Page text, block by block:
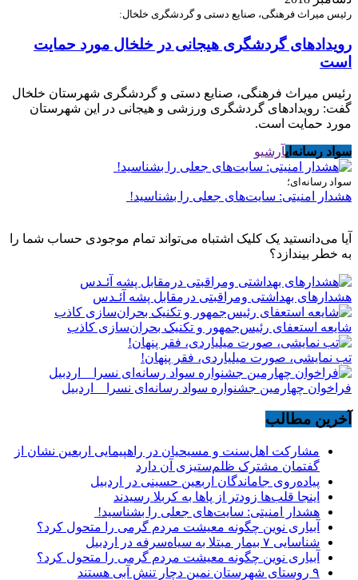
رئیس میراث فرهنگی، صنایع دستی و گردشگری خلخال:
رویدادهای گردشگری هیجانی در خلخال مورد حمایت
است
رئیس میراث فرهنگی، صنایع دستی و گردشگری شهرستان خلخال
گفت: رویدادهای گردشگری ورزشی و هیجانی در این شهرستان
مورد حمایت است.
سواد رسانه‌ایآرشیو
سواد رسانه‌ای؛
هشدار امنیتی: سایت‌های جعلی را بشناسید!
آیا می‌دانستید یک کلیک اشتباه می‌تواند تمام موجودی حساب شما را
به خطر بیندازد؟
هشدارهاى بهداشتى ومراقبتى درمقابل پشه آئـدس
شایعه استعفای رئیس‌جمهور و تکنیک بحران‌سازی کاذب
تب نمایشی، صورت میلیاردی، فقر پنهان!
فراخوان چهارمین جشنواره سواد رسانه‌ای نسرا _ اردبیل
آخرین مطالب
مشارکت اهل‌سنت و مسیحیان در راهپیمایی اربعین نشان از
گفتمان مشترک ظلم‌ستیزی آن دارد
پیاده‌روی جاماندگان اربعین حسینی در اردبیل
اینجا قلب‌ها زودتر از پاها به کربلا رسیدند
هشدار امنیتی: سایت‌های جعلی را بشناسید!
آبیاری نوین چگونه معیشت مردم گرمی را متحول کرد؟
شناسایی ۷ بیمار مبتلا به سیاه‌سرفه در اردبیل
آبیاری نوین چگونه معیشت مردم گرمی را متحول کرد؟
۹ روستای شهرستان نمین دچار تنش آبی هستند